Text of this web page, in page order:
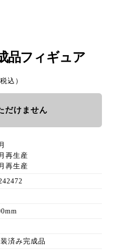
品フィギュア
込）
だけません
再生産
再生産
済み完成品